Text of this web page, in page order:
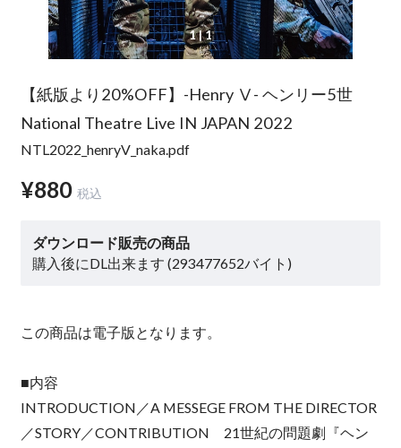
1| 1
【紙版より20%OFF】-Henry Ⅴ- ヘンリー5世
National Theatre Live IN JAPAN 2022
NTL2022_henryV_naka.pdf
¥880 税込
ダウンロード販売の商品
購入後にDL出来ます (293477652バイト)
この商品は電子版となります。
■内容
INTRODUCTION／A MESSEGE FROM THE DIRECTOR
／STORY／CONTRIBUTION 21世紀の問題劇『ヘン